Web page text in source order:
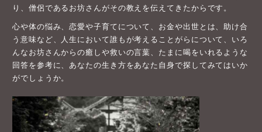
り、僧侶であるお坊さんがその教えを伝えてきたからです。
心や体の悩み、恋愛や子育てについて、お金や出世とは、助け合
う意味など、人生において誰もが考えることがらについて、いろ
んなお坊さんからの癒しや救いの言葉、たまに喝をいれるような
回答を参考に、あなたの生き方をあなた自身で探してみてはいか
がでしょうか。